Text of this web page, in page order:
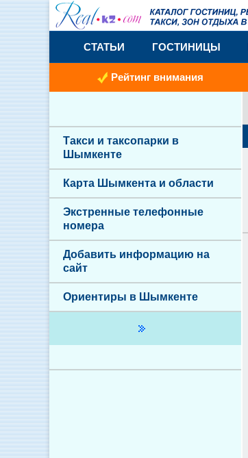
СТАТЬИ ГОСТИНИЦЫ
Рейтинг внимания
Такси и таксопарки в
Шымкенте
Карта Шымкента и области
Экстренные телефонные
номера
Добавить информацию на
сайт
Ориентиры в Шымкенте